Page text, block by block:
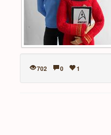
702 0 1